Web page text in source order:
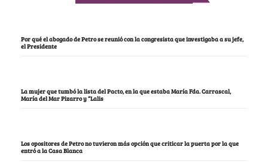
Por qué el abogado de Petro se reunió con la congresista que investigaba a su jefe,
el Presidente
La mujer que tumbó la lista del Pacto, en la que estaba María Fda. Carrascal,
María del Mar Pizarro y “Lalis
Los opositores de Petro no tuvieron más opción que criticar la puerta por la que
entró a la Casa Blanca